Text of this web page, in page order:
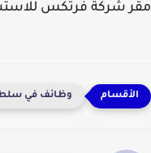
مقر شركة فرتكس
وظائف في